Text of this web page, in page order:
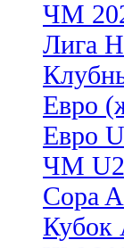
ЧМ
Лига
Евро
Евро
ЧМ
Copa
Кубок